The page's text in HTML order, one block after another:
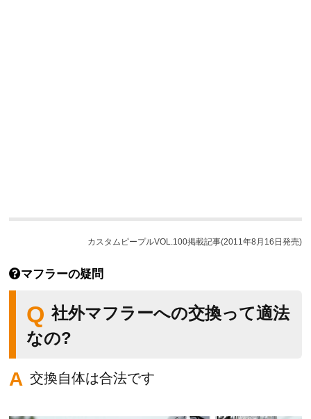
カスタムピープルVOL.100掲載記事(2011年8月16日発売)
マフラーの疑問
社外マフラーへの交換って適法
なの?
交換自体は合法です